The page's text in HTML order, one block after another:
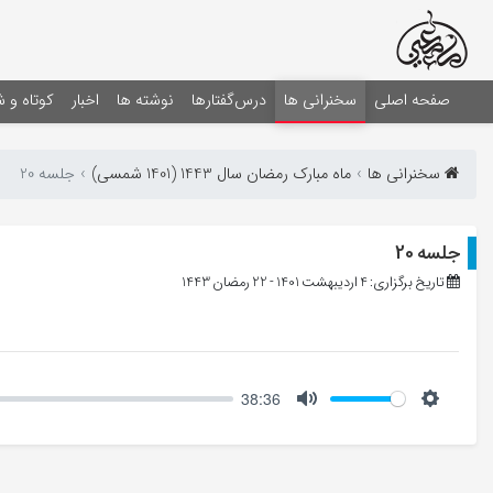
صفحه اصلی سخنرانی ها درس‌گفتارها نوشته ها اخبار کوتاه و
سخنرانی ها ماه مبارک رمضان سال 1443 (1401 شمسی) جلسه 20
جلسه 20
تاریخ برگزاری: 4 اردیبهشت 1401 - 22 رمضان 1443
38:36